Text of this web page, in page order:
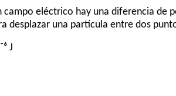
campo eléctrico hay una diferencia de
desplazar una partícula entre dos
J